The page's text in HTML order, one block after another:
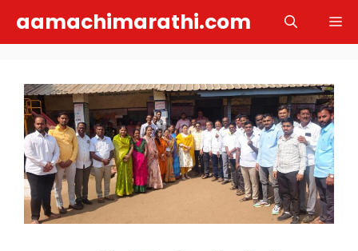
aamachimarathi.com